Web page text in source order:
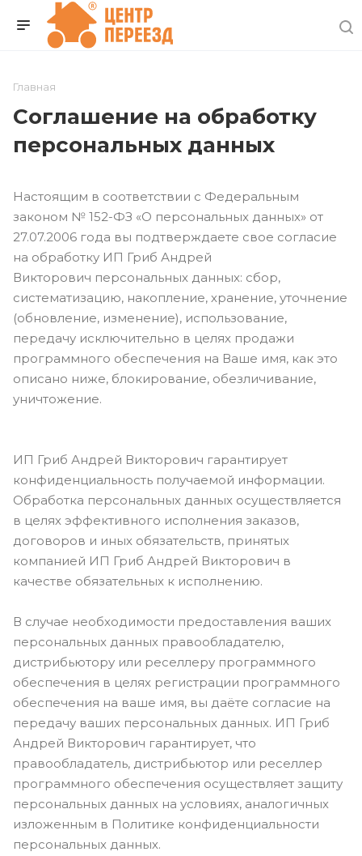
Главная
Соглашение на обработку
персональных данных
Настоящим в соответствии с Федеральным
законом № 152-ФЗ «О персональных данных» от
27.07.2006 года вы подтверждаете свое согласие
на обработку ИП Гриб Андрей
Викторович персональных данных: сбор,
систематизацию, накопление, хранение, уточнение
(обновление, изменение), использование,
передачу исключительно в целях продажи
программного обеспечения на Ваше имя, как это
описано ниже, блокирование, обезличивание,
уничтожение.
ИП Гриб Андрей Викторович гарантирует
конфиденциальность получаемой информации.
Обработка персональных данных осуществляется
в целях эффективного исполнения заказов,
договоров и иных обязательств, принятых
компанией ИП Гриб Андрей Викторович в
качестве обязательных к исполнению.
В случае необходимости предоставления ваших
персональных данных правообладателю,
дистрибьютору или реселлеру программного
обеспечения в целях регистрации программного
обеспечения на ваше имя, вы даёте согласие на
передачу ваших персональных данных. ИП Гриб
Андрей Викторович гарантирует, что
правообладатель, дистрибьютор или реселлер
программного обеспечения осуществляет защиту
персональных данных на условиях, аналогичных
изложенным в Политике конфиденциальности
персональных данных.